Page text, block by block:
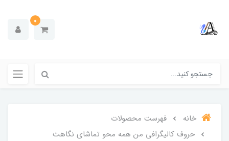
0
خانه
فهرست محصولات
حروف کالیگرافی من همه محو تماشای نگاهت